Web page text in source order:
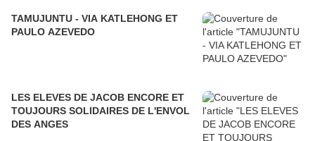
TAMUJUNTU - VIA KATLEHONG ET
PAULO AZEVEDO
LES ELEVES DE JACOB ENCORE ET
TOUJOURS SOLIDAIRES DE L'ENVOL
DES ANGES